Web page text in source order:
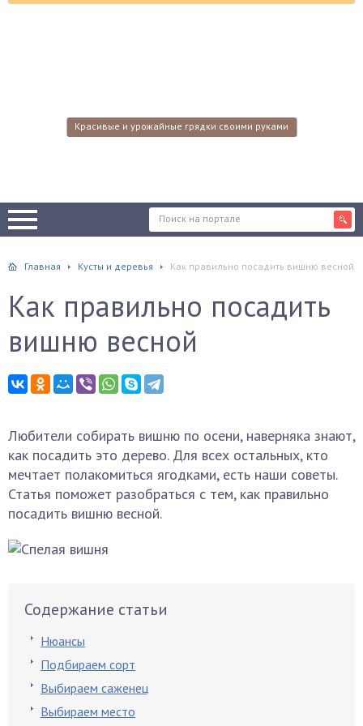
Красивые и урожайные грядки своими руками
Главная Кусты и деревья Как правильно посадить вишню весной
Как правильно посадить
вишню весной
Любители собирать вишню по осени, наверняка знают,
как посадить это дерево. Для всех остальных, кто
мечтает полакомиться ягодками, есть наши советы.
Статья поможет разобраться с тем, как правильно
посадить вишню весной.
Содержание статьи
Нюансы
Подбираем сорт
Выбираем саженец
Выбираем место